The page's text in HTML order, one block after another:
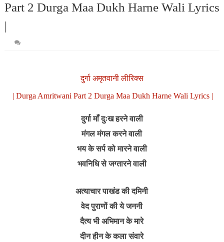
Part 2 Durga Maa Dukh Harne Wali Lyrics
|
दुर्गा अमृतवानी लीरिक्स
| Durga Amritwani Part 2 Durga Maa Dukh Harne Wali Lyrics |
दुर्गा माँ दुःख हरने वाली
मंगल मंगल करने वाली
भय के सर्प को मारने वाली
भवनिधि से जग्तारने वाली
अत्याचार पाखंड की दमिनी
वेद पुराणों की ये जननी
दैत्य भी अभिमान के मारे
दीन हीन के कला संवारे